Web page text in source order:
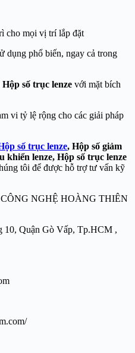
cho mọi vị trí lắp đặt
dụng phổ biến, ngay cả trong
Hộp số trục lenze với mặt bích
vi tỷ lệ rộng cho các giải pháp
số trục lenze, Hộp số giảm
khiển lenze, Hộp số trục lenze
tôi để được hỗ trợ tư vấn kỹ
NGHỆ HOÀNG THIÊN
10, Quận Gò Vấp, Tp.HCM ,